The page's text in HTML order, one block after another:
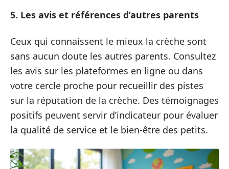
5. Les avis et références d’autres parents
Ceux qui connaissent le mieux la crèche sont
sans aucun doute les autres parents. Consultez
les avis sur les plateformes en ligne ou dans
votre cercle proche pour recueillir des pistes
sur la réputation de la crèche. Des témoignages
positifs peuvent servir d’indicateur pour évaluer
la qualité de service et le bien-être des petits.